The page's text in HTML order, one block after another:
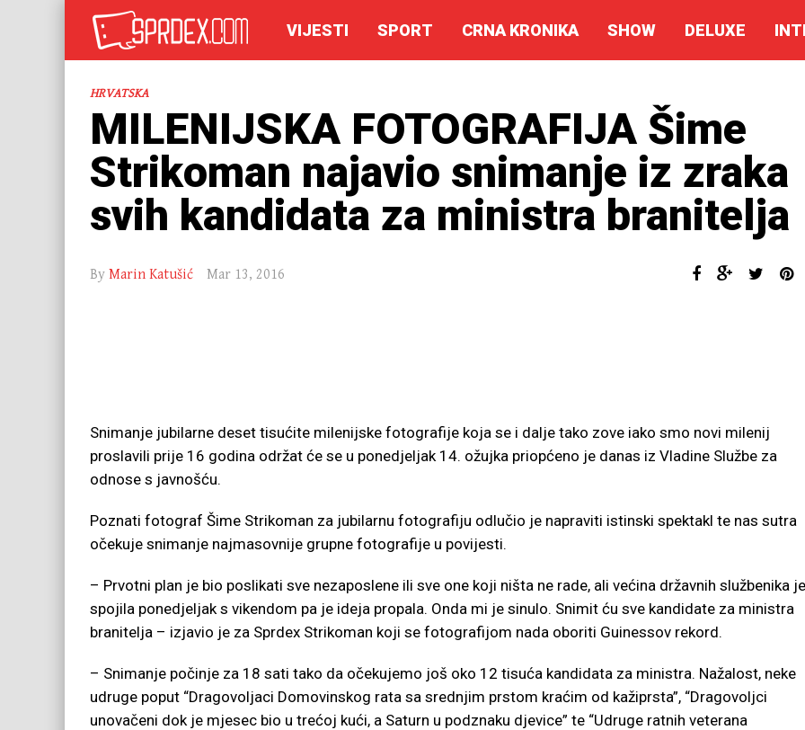
VIJESTI SPORT CRNA KRONIKA SHOW DELUXE
HRVATSKA
MILENIJSKA FOTOGRAFIJA Šime
Strikoman najavio snimanje iz zraka
svih kandidata za ministra branitelja
By Marin Katušić Mar 13, 2016
Snimanje jubilarne deset tisućite milenijske fotografije koja se i dalje tako zove iako smo novi milenij
proslavili prije 16 godina održat će se u ponedjeljak 14. ožujka priopćeno je danas iz Vladine Službe za
odnose s javnošću.
Poznati fotograf Šime Strikoman za jubilarnu fotografiju odlučio je napraviti istinski spektakl te nas sutra
očekuje snimanje najmasovnije grupne fotografije u povijesti.
– Prvotni plan je bio poslikati sve nezaposlene ili sve one koji ništa ne rade, ali većina državnih službenika je
spojila ponedjeljak s vikendom pa je ideja propala. Onda mi je sinulo. Snimit ću sve kandidate za ministra
branitelja – izjavio je za Sprdex Strikoman koji se fotografijom nada oboriti Guinessov rekord.
– Snimanje počinje za 18 sati tako da očekujemo još oko 12 tisuća kandidata za ministra. Nažalost, neke
udruge poput “Dragovoljaci Domovinskog rata sa srednjim prstom kraćim od kažiprsta”, “Dragovoljci
unovačeni dok je mjesec bio u trećoj kući, a Saturn u podznaku djevice” te “Udruge ratnih veterana